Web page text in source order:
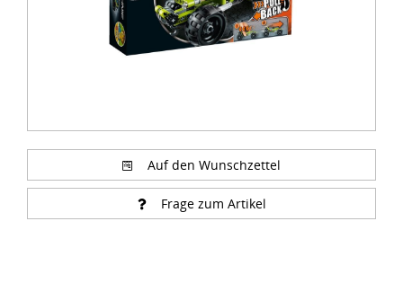
Auf den Wunschzettel
Frage zum Artikel